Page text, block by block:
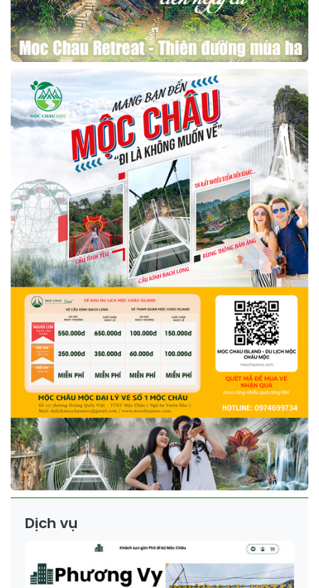
Dịch vụ